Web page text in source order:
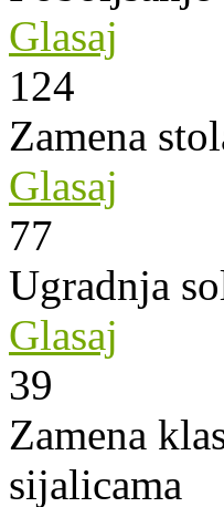
Glasaj
124
Zamena
Glasaj
77
Ugradnja
Glasaj
39
Zamena
sijalicama